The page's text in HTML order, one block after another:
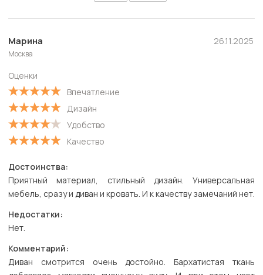
Марина
Москва
Оценки
Впечатление
Дизайн
Удобство
Качество
26.11.2025
Достоинства:
Приятный материал, стильный дизайн. Универсальная
мебель, сразу и диван и кровать. И к качеству замечаний нет.
Недостатки:
Нет.
Комментарий:
Диван смотрится очень достойно. Бархатистая ткань